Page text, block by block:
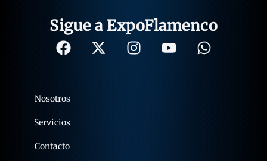
Sigue a ExpoFlamenco
Nosotros
Servicios
Contacto